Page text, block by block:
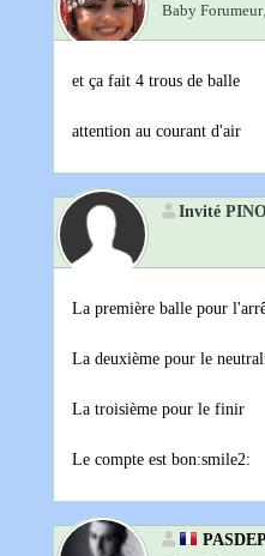
Baby Forumeur‚
et ça fait 4 trous de balle
attention au courant d'air
Invité
La première balle pour
La deuxième pour le
La troisième pour le finir
Le compte est bon:smile2: